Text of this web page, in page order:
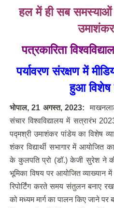
हल में ही सब
पत्रकारिता
पर्यावरण संरक्षण में
हुआ विशेष
भोपाल, 21 अगस्त, 2023:
संचार विश्वविद्यालय में सत्रारंभ
पद्मश्री उमाशंकर पांडेय का विशेष
शंकर विद्यार्थी सभागार में आयोजित
के कुलपति प्रो (डॉ.) केजी सुरेश ने
भूमिका विषय पर आयोजित व्याख्यान
रिपोर्टिंग करते समय संतुलन बनाए
को मध्यम मार्ग का पालन किए जाने पर